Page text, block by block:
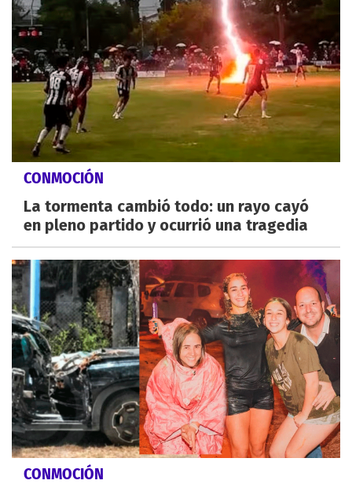
CONMOCIÓN
La tormenta cambió todo: un rayo cayó
en pleno partido y ocurrió una tragedia
CONMOCIÓN